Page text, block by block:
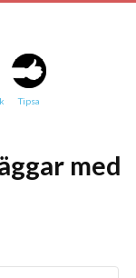
med
Tipsa